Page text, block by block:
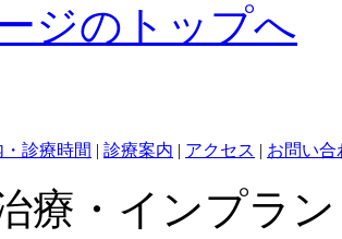
ジのトップへ
・診療時間 | 診療案内 | アクセス | お問い合
療・インプラ